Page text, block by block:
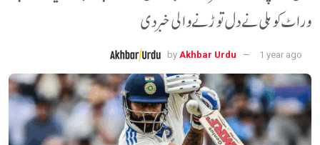
وراٹ کوہلی نے دل توڑنے والی خبر دی
by Akhbar Urdu 1 year ago